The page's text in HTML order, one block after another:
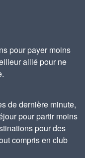
pour payer moins
allié pour ne
de dernière minute,
pour partir moins
pour des
compris en club